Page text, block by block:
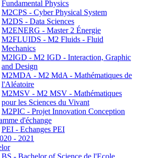
Fundamental Physics
M2CPS - Cyber Physical System
M2DS - Data Sciences
M2ENERG - Master 2 Énergie
M2FLUIDS - M2 Fluids - Fluid
Mechanics
M2IGD - M2 IGD - Interaction, Graphic
and Design
M2MDA - M2 MdA - Mathématiques de
l'Aléatoire
M2MSV - M2 MSV - Mathématiques
pour les Sciences du Vivant
M2PIC - Projet Innovation Conception
d'échange
PEI - Echanges PEI
- 2021
BS - Bachelor of Science de l'Ecole